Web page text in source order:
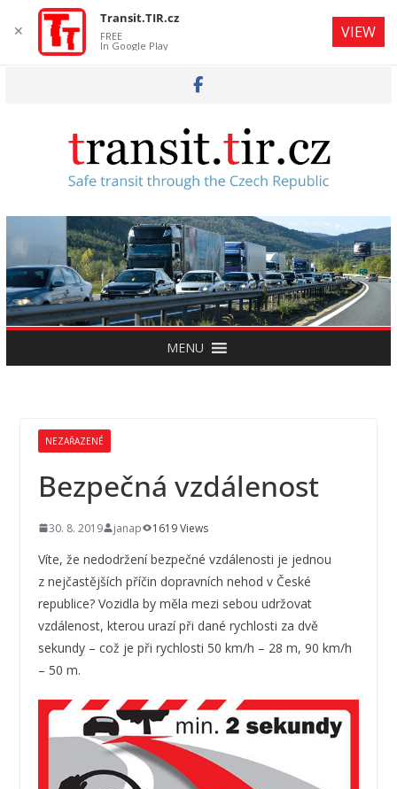
MENU
NEZAŘAZENÉ
Bezpečná vzdálenost
30. 8. 2019 janap 1619 Views
Víte, že nedodržení bezpečné vzdálenosti je jednou
z nejčastějších příčin dopravních nehod v České
republice? Vozidla by měla mezi sebou udržovat
vzdálenost, kterou urazí při dané rychlosti za dvě
sekundy – což je při rychlosti 50 km/h – 28 m, 90 km/h
– 50 m.
✕
Transit.TIR.cz
FREE
In Google Play
VIEW